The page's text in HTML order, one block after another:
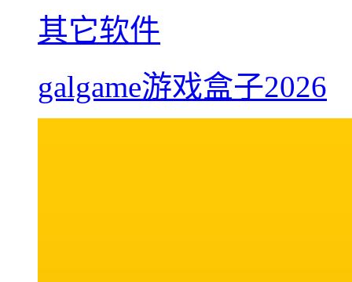
其它软件
galgame游戏盒子2026